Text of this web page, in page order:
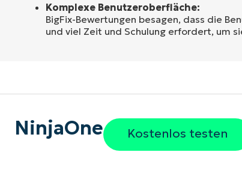
Komplexe Benutzeroberfläche:
BigFix-Bewertungen besagen, dass die
und viel Zeit und Schulung erfordert, um
NinjaOne Kostenlos testen